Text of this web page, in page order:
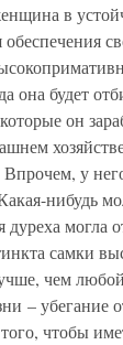
в
она будет
он
у
нибудь
могла
самки
чем
– убегание
чтобы